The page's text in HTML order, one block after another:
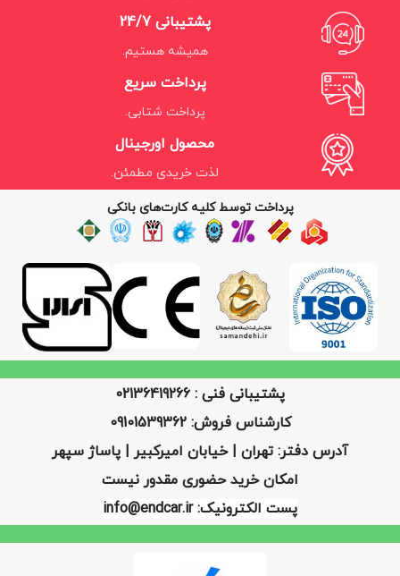
پشتیبانی 24/7
همیشه هستیم.
پرداخت سریع
پرداخت شتابی.
محصول اورجینال
لذت خریدی مطمئن.
پرداخت توسط کلیه کارت‌های بانکی
پشتیبانی فنی : 02136419266
کارشناس فروش: 09101539362
آدرس دفتر: تهران | خیابان امیرکبیر | پاساژ سپهر
امکان خرید حضوری مقدور نیست
پست الکترونیک: info@endcar.ir